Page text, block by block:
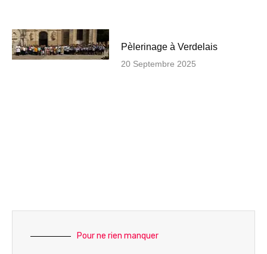
Pèlerinage à Verdelais
20 Septembre 2025
Pour ne rien manquer